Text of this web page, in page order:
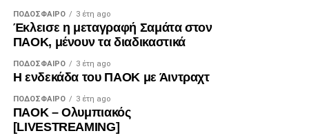
ΠΟΔΌΣΦΑΙΡΟ 3 έτη ago
Έκλεισε η μεταγραφή Σαμάτα στον
ΠΑΟΚ, μένουν τα διαδικαστικά
ΠΟΔΌΣΦΑΙΡΟ 3 έτη ago
Η ενδεκάδα του ΠΑΟΚ με Άιντραχτ
ΠΟΔΌΣΦΑΙΡΟ 3 έτη ago
ΠΑΟΚ – Ολυμπιακός
[LIVESTREAMING]